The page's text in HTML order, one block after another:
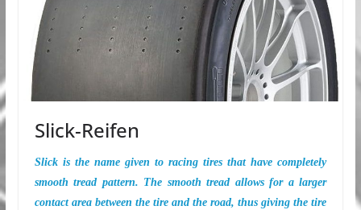
Slick-Reifen
Slick is the name given to racing tires that have completely
smooth tread pattern. The smooth tread allows for a larger
contact area between the tire and the road, thus giving the tire